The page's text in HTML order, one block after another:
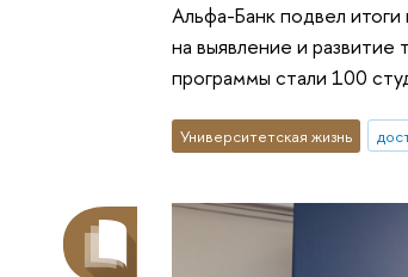
Альфа-Банк подвел
на выявление и
программы стали 100
Университетская жизнь